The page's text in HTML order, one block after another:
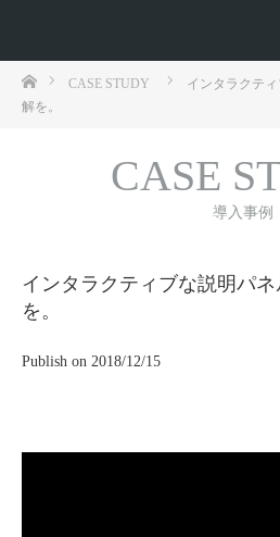
ホームCASE STUDY
インタラクテ
解を。
CASE
導入事例
インタラクティブな説明パ
を。
Publish on 2018/12/15